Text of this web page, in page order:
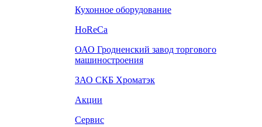
Кухонное оборудование
HoReCa
ОАО Гродненский завод торгового
машиностроения
ЗАО СКБ Хроматэк
Акции
Сервис